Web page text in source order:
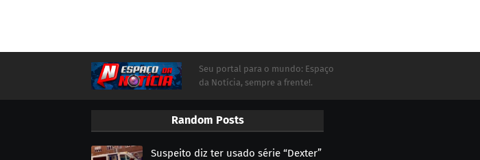
Seu portal para o mundo: Espaço
da Notícia, sempre a frente!.
Random Posts
Suspeito diz ter usado série “Dexter”